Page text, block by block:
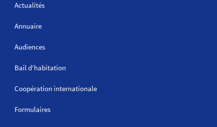
Actualités
Annuaire
Audiences
Bail d'habitation
Coopération internationale
Formulaires